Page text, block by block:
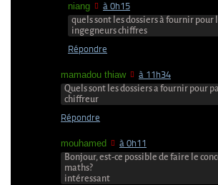
niang à 0h15
quels sont les dossiers à fournir pour
ingegneurs chiffres
Répondre
mamadou thiaw à 11h34
Quels sont les dossiers a fournir pour
chiffreur
Répondre
mouhamed à 0h11
Bonjour, est-ce possible de faire le
maths?
intéressant